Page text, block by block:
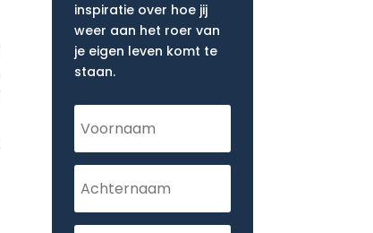
inspiratie over hoe jij
weer aan het roer van
je eigen leven komt te
staan.